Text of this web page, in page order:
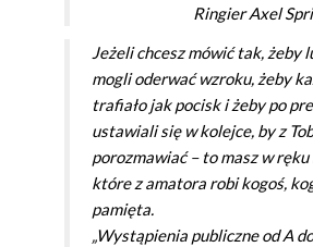
Ringier Axel
Jeżeli chcesz mówić tak, żeby
mogli oderwać wzroku, żeby
trafiało jak pocisk i żeby po
ustawiali się w kolejce, by z
porozmawiać – to masz w ręku
które z amatora robi kogoś,
pamięta.
„Wystąpienia publiczne od A